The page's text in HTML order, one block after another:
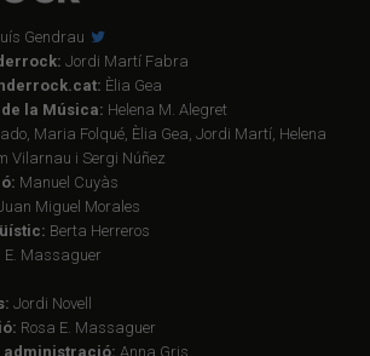
Gendrau
Jordi Martí Fabra
Èlia Gea
la Música: Helena M. Alegret
Maria Folqué, Èlia Gea, Jordi Martí, Helena
Vilarnau i Sergi Núñez
Manuel Cuyàs
Miguel Morales
Berta Herreros
E. Massaguer
Jordi Novell
Rosa E. Massaguer
Anna Gris